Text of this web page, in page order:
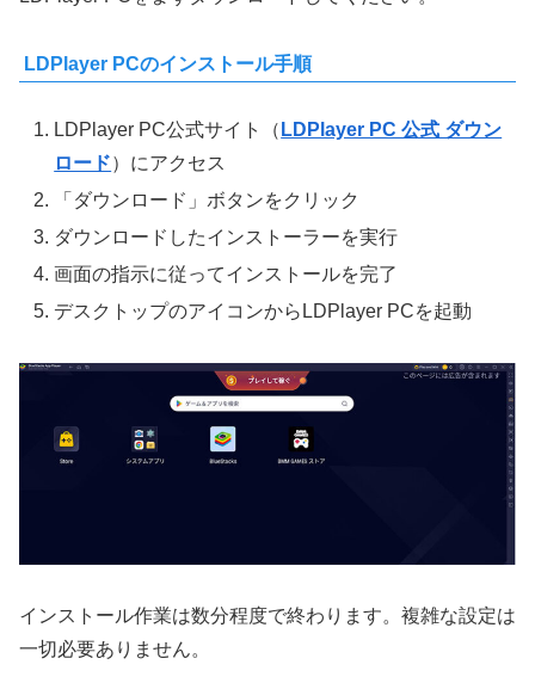
LDPlayer PCのインストール手順
LDPlayer PC公式サイト（ LDPlayer PC 公式 ダウン
ロード）にアクセス
「ダウンロード」ボタンをクリック
ダウンロードしたインストーラーを実行
画面の指示に従ってインストールを完了
デスクトップのアイコンからLDPlayer PCを起動
インストール作業は数分程度で終わります。複雑な設定は
一切必要ありません。